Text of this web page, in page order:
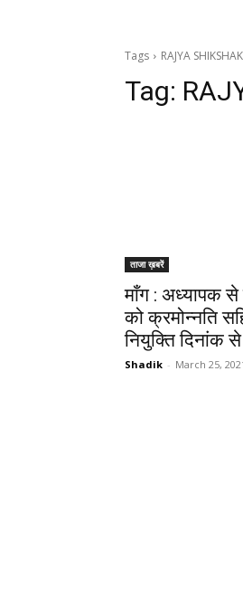
Tags RAJYA
Tag:
ताजा ख़बरें
माँग : अध्यापक से
को क्रमोन्नति
नियुक्ति दिनांक से
Shadik - March 25,